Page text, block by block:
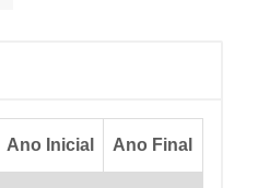
Ano Inicial Ano Final